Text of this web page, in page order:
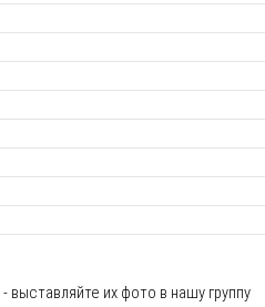
- выставляйте их фото в нашу группу